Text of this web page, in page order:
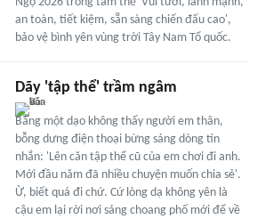
an toàn, tiết kiệm, sẵn sàng chiến đấu cao',
bảo vệ bình yên vùng trời Tây Nam Tổ quốc.
Dãy 'tập thể' trầm ngâm
Bẵng một dạo không thấy người em thân,
bỗng dưng điện thoại bừng sáng dòng tin
nhắn: 'Lên căn tập thể cũ của em chơi đi anh.
Mới đầu năm đã nhiều chuyện muốn chia sẻ'.
Ừ, biết quá đi chứ. Cứ lòng dạ không yên là
cậu em lại rời nơi sáng choang phố mới để về